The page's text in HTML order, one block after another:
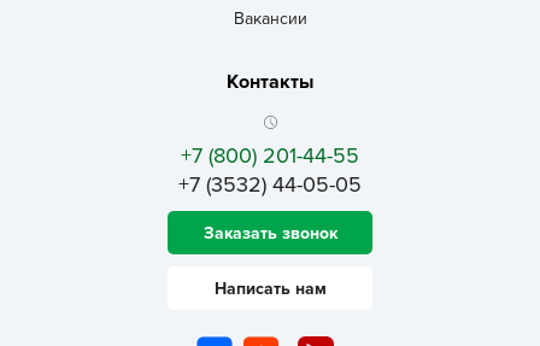
Вакансии
Контакты
+7 (800) 201-44-55
+7 (3532) 44-05-05
Заказать звонок
Написать нам